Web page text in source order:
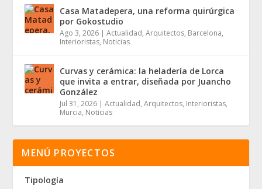
Casa Matadepera, una reforma quirúrgica
por Gokostudio
Ago 3, 2026 |Actualidad,Arquitectos, Barcelona,
Interioristas, Noticias
Curvas y cerámica: la heladería de Lorca
que invita a entrar, diseñada por Juancho
González
Jul 31, 2026 |Actualidad,Arquitectos, Interioristas,
Murcia, Noticias
MENÚ PROYECTOS
Tipología